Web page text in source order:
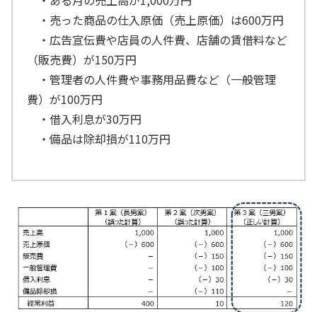
・売った商品の仕入原価（売上原価）は600万円
・広告宣伝費や店員の人件費、店舗の賃借料など
（販売費）が150万円
・管理者の人件費や事務用品費など（一般管理
費）が100万円
・借入利息が30万円
・備品は除却損が110万円